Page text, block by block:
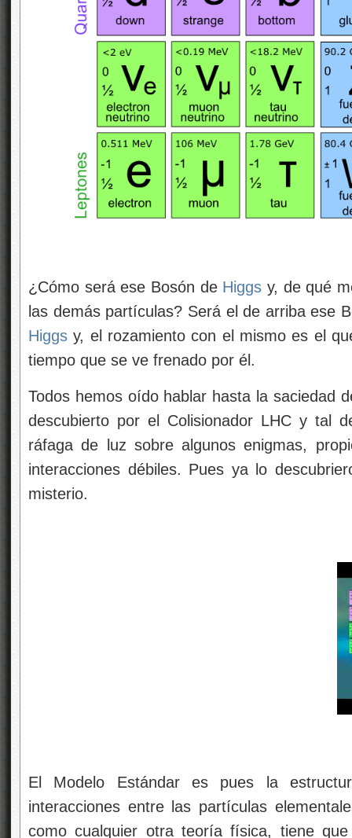
¿Cómo será ese Bosón de Higgs y, de qué
las demás partículas? Será el de arriba ese
Higgs y, el rozamiento con el mismo es el
tiempo que se ve frenado por él.
Todos hemos oído hablar hasta la saciedad
descubierto por el Colisionador LHC y tal
ráfaga de luz sobre algunos enigmas,
interacciones débiles. Pues ya lo
misterio.
El Modelo Estándar es pues la
interacciones entre las partículas
como cualquier otra teoría física, tiene